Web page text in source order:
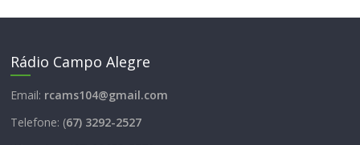
Rádio Campo Alegre
Email: rcams104@gmail.com
Telefone: (67) 3292-2527